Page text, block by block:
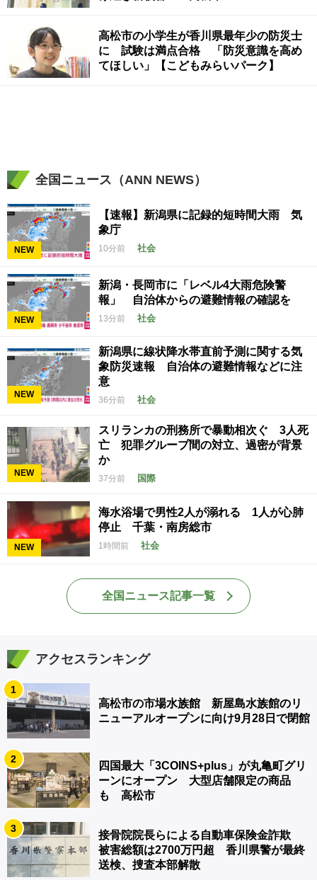
高松市の小学生が香川県最年少の防災士
に 試験は満点合格 「防災意識を高め
てほしい」【こどもみらいパーク】
全国ニュース（ANN NEWS）
NEW
【速報】新潟県に記録的短時間大雨 気
象庁
10分前 社会
NEW
新潟・長岡市に「レベル4大雨危険警
報」 自治体からの避難情報の確認を
13分前 社会
NEW
新潟県に線状降水帯直前予測に関する気
象防災速報 自治体の避難情報などに注
意
36分前 社会
NEW
スリランカの刑務所で暴動相次ぐ 3人死
亡 犯罪グループ間の対立、過密が背景
か
37分前 国際
NEW
海水浴場で男性2人が溺れる 1人が心肺
停止 千葉・南房総市
1時間前 社会
全国ニュース記事一覧
アクセスランキング
1
高松市の市場水族館 新屋島水族館のリ
ニューアルオープンに向け9月28日で閉館
2
四国最大「3COINS+plus」が丸亀町グリ
ーンにオープン 大型店舗限定の商品
も 高松市
3
接骨院院長らによる自動車保険金詐欺
被害総額は2700万円超 香川県警が最終
送検、捜査本部解散